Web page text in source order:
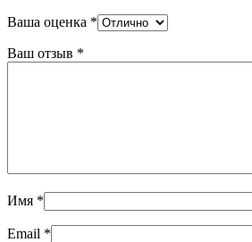
Ваша оценка *
Ваш отзыв *
Имя *
Email *